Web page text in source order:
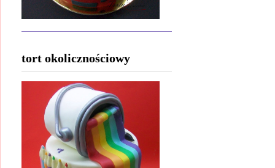
tort okolicznościowy